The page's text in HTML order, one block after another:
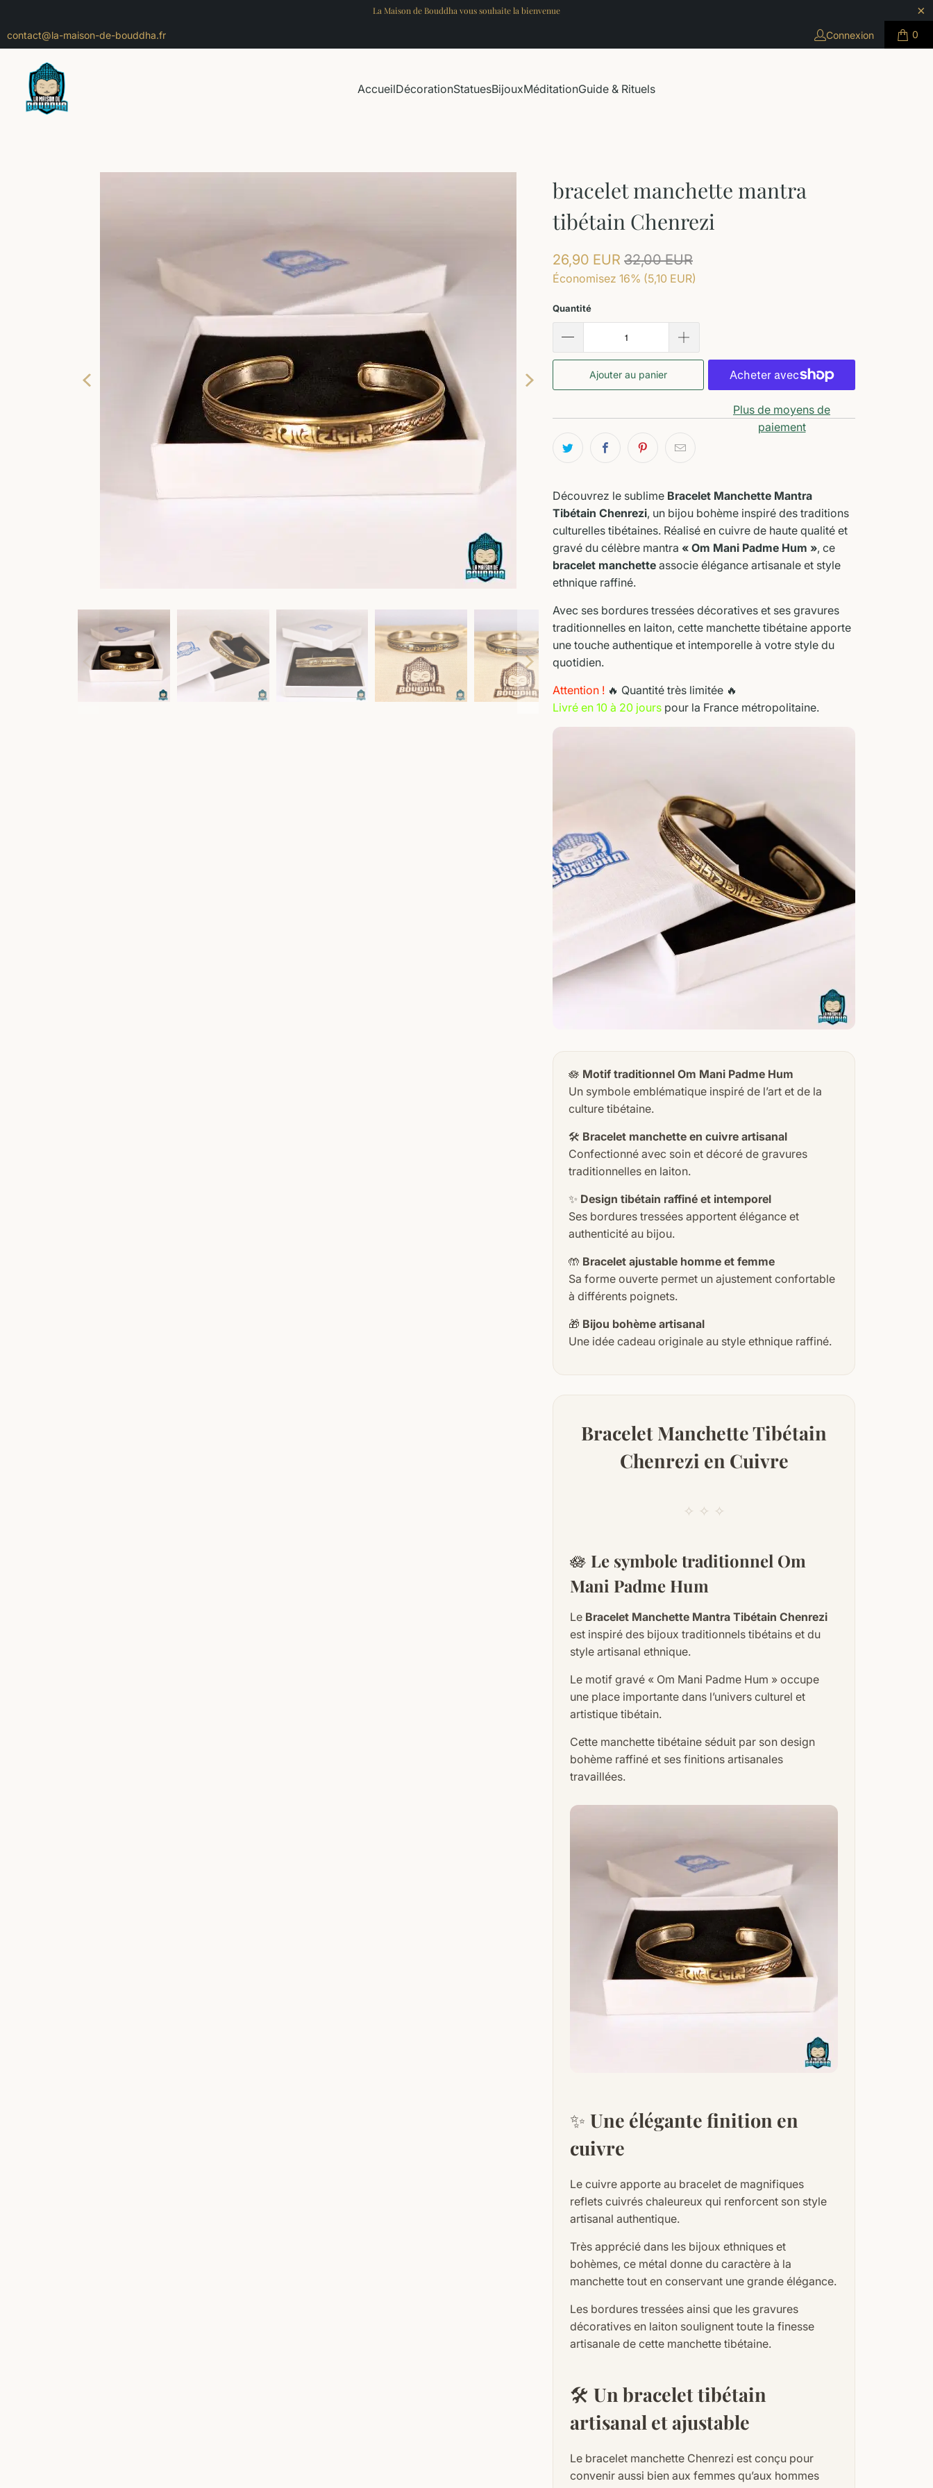
La Maison de Bouddha vous souhaite la bienvenue
contact@la-maison-de-bouddha.fr Connexion 0
AccueilDécorationStatuesBijouxMéditationGuide & Rituels
bracelet manchette mantra
tibétain Chenrezi
26,90 EUR 32,00 EUR
Économisez 16% (5,10 EUR)
Quantité
Ajouter au panier
Plus de moyens de
paiement
Découvrez le sublime Bracelet Manchette Mantra
Tibétain Chenrezi, un bijou bohème inspiré des traditions
culturelles tibétaines. Réalisé en cuivre de haute qualité et
gravé du célèbre mantra « Om Mani Padme Hum », ce
bracelet manchette associe élégance artisanale et style
ethnique raffiné.
Avec ses bordures tressées décoratives et ses gravures
traditionnelles en laiton, cette manchette tibétaine apporte
une touche authentique et intemporelle à votre style du
quotidien.
Attention ! 🔥 Quantité très limitée 🔥
Livré en 10 à 20 jours pour la France métropolitaine.
🪷 Motif traditionnel Om Mani Padme Hum
Un symbole emblématique inspiré de l’art et de la
culture tibétaine.
🛠️ Bracelet manchette en cuivre artisanal
Confectionné avec soin et décoré de gravures
traditionnelles en laiton.
✨ Design tibétain raffiné et intemporel
Ses bordures tressées apportent élégance et
authenticité au bijou.
🤲 Bracelet ajustable homme et femme
Sa forme ouverte permet un ajustement confortable
à différents poignets.
🎁 Bijou bohème artisanal
Une idée cadeau originale au style ethnique raffiné.
Bracelet Manchette Tibétain
Chenrezi en Cuivre
✧ ✧ ✧
🪷 Le symbole traditionnel Om
Mani Padme Hum
Le Bracelet Manchette Mantra Tibétain Chenrezi
est inspiré des bijoux traditionnels tibétains et du
style artisanal ethnique.
Le motif gravé « Om Mani Padme Hum » occupe
une place importante dans l’univers culturel et
artistique tibétain.
Cette manchette tibétaine séduit par son design
bohème raffiné et ses finitions artisanales
travaillées.
✨ Une élégante finition en
cuivre
Le cuivre apporte au bracelet de magnifiques
reflets cuivrés chaleureux qui renforcent son style
artisanal authentique.
Très apprécié dans les bijoux ethniques et
bohèmes, ce métal donne du caractère à la
manchette tout en conservant une grande élégance.
Les bordures tressées ainsi que les gravures
décoratives en laiton soulignent toute la finesse
artisanale de cette manchette tibétaine.
🛠️ Un bracelet tibétain
artisanal et ajustable
Le bracelet manchette Chenrezi est conçu pour
convenir aussi bien aux femmes qu’aux hommes